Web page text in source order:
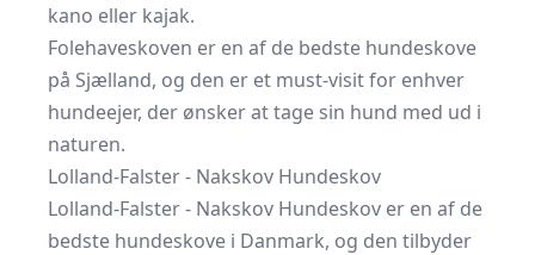
kano eller kajak.
Folehaveskoven er en af de bedste hundeskove
på Sjælland, og den er et must-visit for enhver
hundeejer, der ønsker at tage sin hund med ud i
naturen.
Lolland-Falster - Nakskov Hundeskov
Lolland-Falster - Nakskov Hundeskov er en af de
bedste hundeskove i Danmark, og den tilbyder